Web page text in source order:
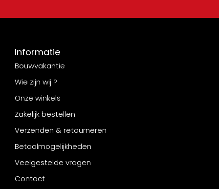
Informatie
Bouwvakantie
Wie zijn wij ?
Onze winkels
Zakelijk bestellen
Verzenden & retourneren
Betaalmogelijkheden
Veelgestelde vragen
Contact